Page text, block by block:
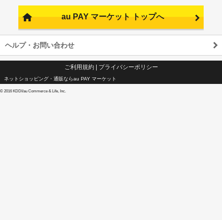
au PAY マーケット トップへ
ヘルプ・お問い合わせ
ご利用規約| プライバシーポリシー
ネットショッピング・通販ならau PAY マーケット
© 2016 KDDI/au Commerce & Life, Inc.